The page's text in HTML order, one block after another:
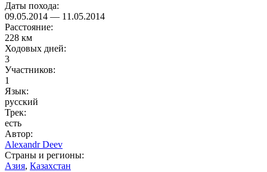
Даты похода:
09.05.2014 — 11.05.2014
Расстояние:
228 км
Ходовых дней:
3
Участников:
1
Язык:
русский
Трек:
есть
Автор:
Alexandr Deev
Страны и регионы:
Азия, Казахстан